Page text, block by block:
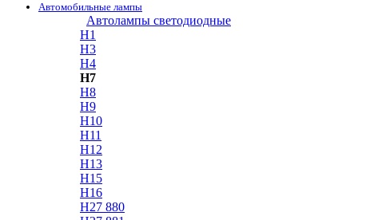
Автомобильные лампы
Автолампы светодиодные
H1
H3
H4
H7
H8
H9
H10
H11
H12
H13
H15
H16
H27 880